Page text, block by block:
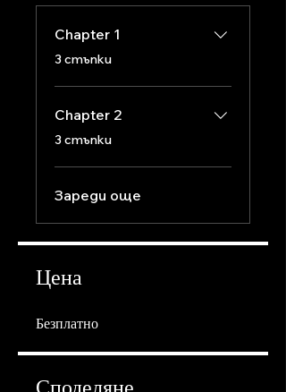
Chapter 1
.
3 стъпки
Chapter 2
.
3 стъпки
Зареди още
Цена
Безплатно